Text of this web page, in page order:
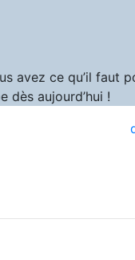
avez ce qu’il faut
dès aujourd’hui !